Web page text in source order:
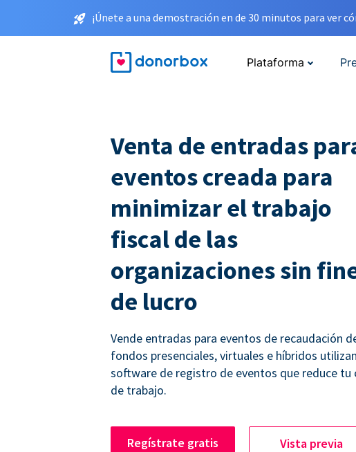
¡Únete a una demostración en de 30 minutos para ver
Plataforma
Venta de entradas
eventos creada para
minimizar el trabajo
fiscal de las
organizaciones sin
de lucro
Vende entradas para eventos de recaudación
fondos presenciales, virtuales e híbridos
software de registro de eventos que reduce tu
de trabajo.
Regístrate gratis Vista previa